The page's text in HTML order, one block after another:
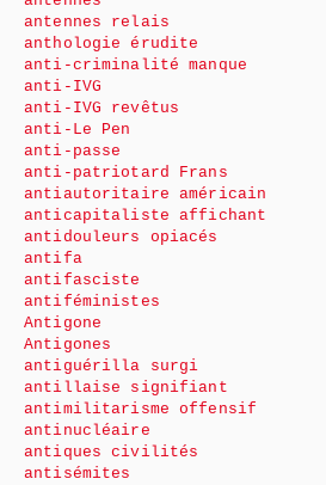
antennes relais
anthologie érudite
anti-criminalité manque
anti-IVG
anti-IVG revêtus
anti-Le Pen
anti-passe
anti-patriotard Frans
antiautoritaire américain
anticapitaliste affichant
antidouleurs opiacés
antifa
antifasciste
antiféministes
Antigone
Antigones
antiguérilla surgi
antillaise signifiant
antimilitarisme offensif
antinucléaire
antiques civilités
antisémites